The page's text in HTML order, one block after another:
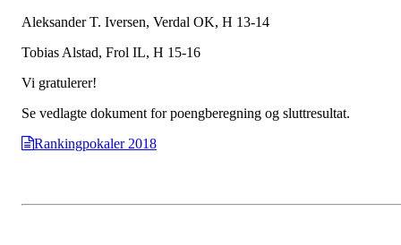
Aleksander T. Iversen, Verdal OK, H 13-14
Tobias Alstad, Frol IL, H 15-16
Vi gratulerer!
Se vedlagte dokument for poengberegning og sluttresultat.
Rankingpokaler 2018